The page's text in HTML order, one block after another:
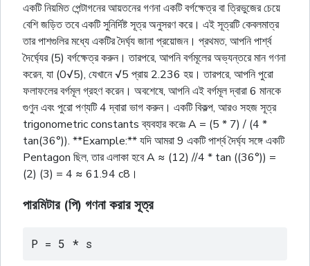
একটি নিয়মিত পেন্টাগনের আয়তনের গণনা একটি বর্গক্ষেত্র বা ত্রিভুজের চেয়ে
বেশি জড়িত তবে একটি সুনির্দিষ্ট সূত্র অনুসরণ করে। এই সূত্রটি কেবলমাত্র
তার পাশগুলির মধ্যে একটির দৈর্ঘ্য জানা প্রয়োজন। প্রথমত, আপনি পার্শ্ব
দৈর্ঘ্যের (5) বর্গক্ষেত্র করুন। তারপরে, আপনি বর্গমূলের অভ্যন্তরে মান গণনা
করেন, যা (0√5), যেখানে √5 প্রায় 2.236 হয়। তারপরে, আপনি পুরো
ফলাফলের বর্গমূল গ্রহণ করেন। অবশেষে, আপনি এই বর্গমূল দ্বারা 6 মানকে
গুণুন এবং পুরো পণ্যটি 4 দ্বারা ভাগ করুন। একটি বিকল্প, আরও সহজ সূত্র
trigonometric constants ব্যবহার করেঃ A = (5 * 7) / (4 *
tan(36°)). **Example:** যদি আমরা 9 একটি পার্শ্ব দৈর্ঘ্য সঙ্গে একটি
Pentagon ছিল, তার এলাকা হবে A ≈ (12) //4 * tan ((36°)) =
(2) (3) = 4 ≈ 61.94 c8।
পারমিটার (পি) গণনা করার সূত্র
P = 5 * s